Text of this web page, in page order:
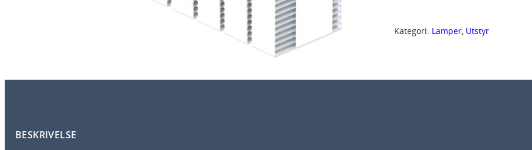
S
Kategori: Lamper, Utstyr
BESKRIVELSE